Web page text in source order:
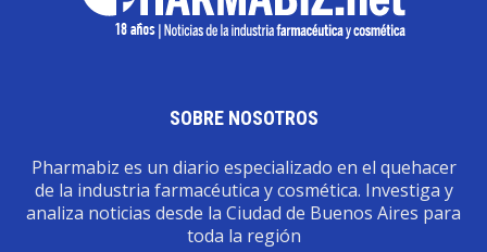
SOBRE NOSOTROS
Pharmabiz es un diario especializado en el quehacer
de la industria farmacéutica y cosmética. Investiga y
analiza noticias desde la Ciudad de Buenos Aires para
toda la región